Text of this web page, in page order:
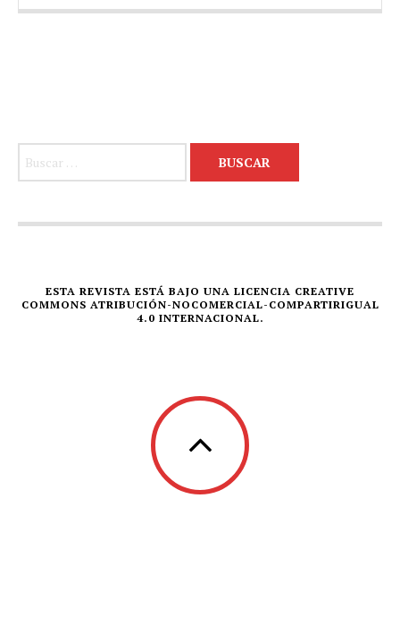
ESTA REVISTA ESTÁ BAJO UNA LICENCIA CREATIVE
COMMONS ATRIBUCIÓN-NOCOMERCIAL-COMPARTIRIGUAL
4.0 INTERNACIONAL.